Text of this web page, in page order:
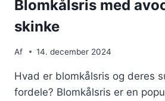
Blomkålsris med
skinke
Af 14. december 2024
Hvad er blomkålsris og deres
fordele? Blomkålsris er en